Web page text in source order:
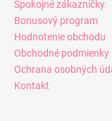
Spokojné zákazníčky
Bonusový program
Hodnotenie obchodu
Obchodné podmienky
Ochrana osobných
Kontakt